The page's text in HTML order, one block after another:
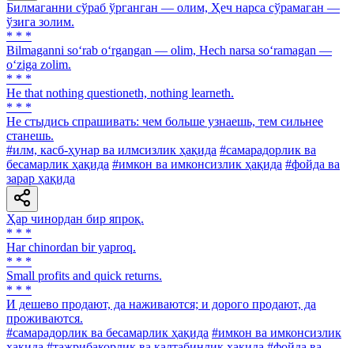
Билмаганни сўраб ўрганган — олим, Ҳеч нарса сўрамаган —
ўзига золим.
* * *
Bilmaganni so‘rab o‘rgangan — olim, Hech narsa so‘ramagan —
o‘ziga zolim.
* * *
He that nothing questioneth, nothing learneth.
* * *
He стыдись спрашивать: чем больше узнаешь, тем сильнее
станешь.
#илм, касб-ҳунар ва илмсизлик ҳақида #самарадорлик ва
бесамарлик ҳақида #имкон ва имконсизлик ҳақида #фойда ва
зарар ҳақида
Ҳар чинордан бир япроқ.
* * *
Har chinordan bir yaproq.
* * *
Small profits and quick returns.
* * *
И дешево продают, да наживаются; и дорого продают, да
проживаются.
#самарадорлик ва бесамарлик ҳақида #имкон ва имконсизлик